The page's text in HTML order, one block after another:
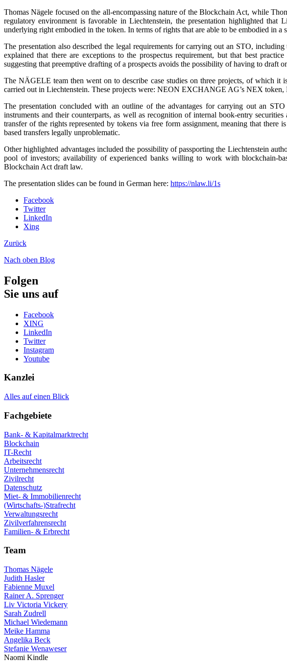
Thomas Nägele focused on the all-encompassing nature of the Blockchain Act, while
regulatory environment is favorable in Liechtenstein, the presentation highlighted
underlying right embodied in the token. In terms of rights that are able to be embodied in
The presentation also described the legal requirements for carrying out an STO,
explained that there are exceptions to the prospectus requirement, but that best
suggesting that preemptive drafting of a prospects avoids the possibility of having to draft
The NÄGELE team then went on to describe case studies on three projects, of which
carried out in Liechtenstein. These projects were: NEON EXCHANGE AG’s NEX
The presentation concluded with an outline of the advantages for carrying out an
instruments and their counterparts, as well as recognition of internal book-entry
transfer of the rights represented by tokens via free form assignment, meaning that
based transfers legally unproblematic.
Other highlighted advantages included the possibility of passporting the Liechtenstein
pool of investors; availability of experienced banks willing to work with blockchain-
Blockchain Act draft law.
The presentation slides can be found in German here: https://nlaw.li/1s
Facebook
Twitter
LinkedIn
Xing
Zurück
Nach oben Blog
Folgen
Sie uns auf
Facebook
XING
LinkedIn
Twitter
Instagram
Youtube
Kanzlei
Alles auf einen Blick
Fachgebiete
Bank- & Kapitalmarktrecht
Blockchain
IT-Recht
Arbeitsrecht
Unternehmensrecht
Zivilrecht
Datenschutz
Miet- & Immobilienrecht
(Wirtschafts-)Strafrecht
Verwaltungsrecht
Zivilverfahrensrecht
Familien- & Erbrecht
Team
Thomas Nägele
Judith Hasler
Fabienne Muxel
Rainer A. Sprenger
Liv Victoria Vickery
Sarah Zudrell
Michael Wiedemann
Meike Hamma
Angelika Beck
Stefanie Wenaweser
Naomi Kindle